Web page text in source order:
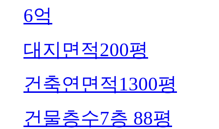
6억
대지면적200평
건축연면적 1300평
건물층수7층 88평